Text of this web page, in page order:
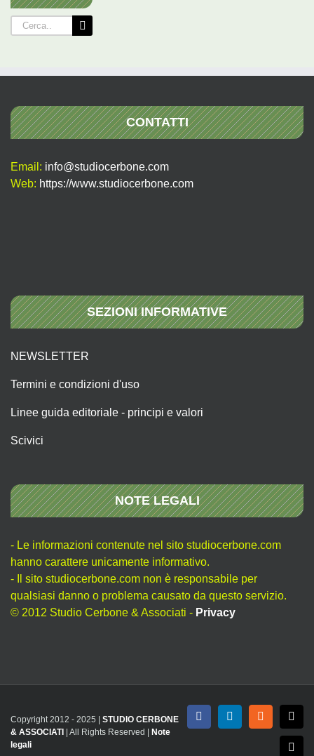
Cerca
per:
CONTATTI
Email: info@studiocerbone.com
Web: https://www.studiocerbone.com
SEZIONI INFORMATIVE
NEWSLETTER
Termini e condizioni d'uso
Linee guida editoriale - principi e valori
Scivici
NOTE LEGALI
- Le informazioni contenute nel sito studiocerbone.com
hanno carattere unicamente informativo.
- Il sito studiocerbone.com non è responsabile per
qualsiasi danno o problema causato da questo servizio.
© 2012 Studio Cerbone & Associati - Privacy
Copyright 2012 - 2025 | STUDIO CERBONE
& ASSOCIATI | All Rights Reserved | Note
legali
FacebookLinkedInRss X